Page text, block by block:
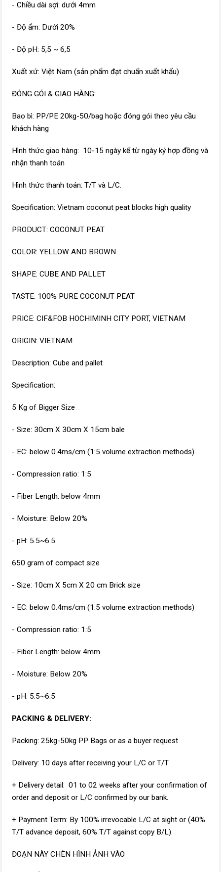
- Chiều dài sợi: dưới 4mm
- Độ ẩm: Dưới 20%
- Độ pH: 5,5 ~ 6,5
Xuất xứ: Việt Nam (sản phẩm đạt chuẩn xuất khẩu)
ĐÓNG GÓI & GIAO HÀNG:
Bao bì: PP/PE 20kg-50/bag hoặc đóng gói theo yêu cầu
khách hàng
Hình thức giao hàng: 10-15 ngày kể từ ngày ký hợp đồng và
nhận thanh toán
Hình thức thanh toán: T/T và L/C.
Specification: Vietnam coconut peat blocks high quality
PRODUCT: COCONUT PEAT
COLOR: YELLOW AND BROWN
SHAPE: CUBE AND PALLET
TASTE: 100% PURE COCONUT PEAT
PRICE: CIF&FOB HOCHIMINH CITY PORT, VIETNAM
ORIGIN: VIETNAM
Description: Cube and pallet
Specification:
5 Kg of Bigger Size
- Size: 30cm X 30cm X 15cm bale
- EC: below 0.4ms/cm (1:5 volume extraction methods)
- Compression ratio: 1:5
- Fiber Length: below 4mm
- Moisture: Below 20%
- pH: 5.5~6.5
650 gram of compact size
- Size: 10cm X 5cm X 20 cm Brick size
- EC: below 0.4ms/cm (1:5 volume extraction methods)
- Compression ratio: 1:5
- Fiber Length: below 4mm
- Moisture: Below 20%
- pH: 5.5~6.5
PACKING & DELIVERY:
Packing: 25kg-50kg PP Bags or as a buyer request
Delivery: 10 days after receiving your L/C or T/T
+ Delivery detail: 01 to 02 weeks after your confirmation of
order and deposit or L/C confirmed by our bank.
+ Payment Term: By 100% irrevocable L/C at sight or (40%
T/T advance deposit, 60% T/T against copy B/L).
ĐOẠN NÀY CHÈN HÌNH ẢNH VÀO